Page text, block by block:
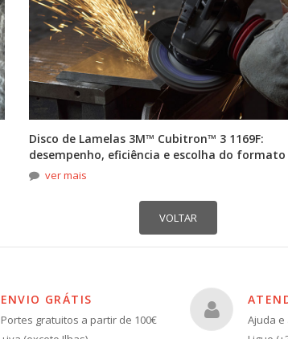
Disco de Lamelas 3M™ Cubitron™ 3 1169F:
desempenho, eficiência e escolha do
ver mais
ENVIO GRÁTIS
Portes gratuitos a partir de 100€
Ajuda